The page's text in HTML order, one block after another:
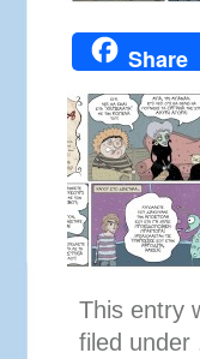
Share
This entry
filed under